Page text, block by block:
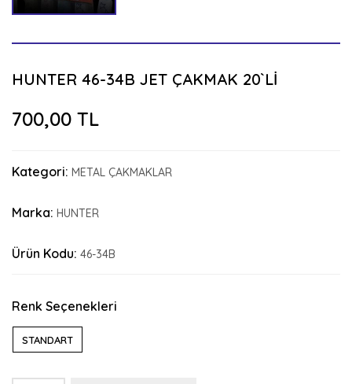
HUNTER 46-34B JET ÇAKMAK 20`Lİ
700,00 TL
Kategori: METAL ÇAKMAKLAR
Marka: HUNTER
Ürün Kodu: 46-34B
Renk Seçenekleri
STANDART